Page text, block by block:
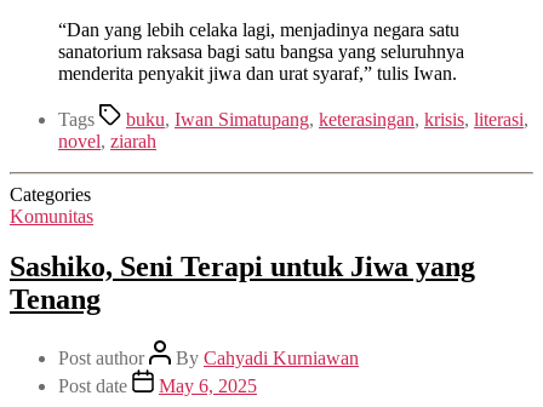
“Dan yang lebih celaka lagi, menjadinya negara satu
sanatorium raksasa bagi satu bangsa yang seluruhnya
menderita penyakit jiwa dan urat syaraf,” tulis Iwan.
Tags buku, Iwan Simatupang, keterasingan, krisis, literasi,
novel, ziarah
Categories
Komunitas
Sashiko, Seni Terapi untuk Jiwa yang
Tenang
Post author By Cahyadi Kurniawan
Post date
May 6, 2025